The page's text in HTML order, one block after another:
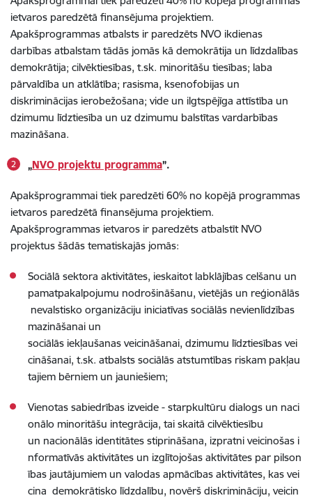
ietvaros paredzētā finansējuma projektiem.
Apakšprogrammas atbalsts ir paredzēts NVO ikdienas
darbības atbalstam tādās jomās kā demokrātija un līdzdalības
demokrātija; cilvēktiesības, t.sk. minoritāšu tiesības; laba
pārvaldība un atklātība; rasisma, ksenofobijas un
diskriminācijas ierobežošana; vide un ilgtspējīga attīstība un
dzimumu līdztiesība un uz dzimumu balstītas vardarbības
mazināšana.
„NVO projektu programma”.
Apakšprogrammai tiek paredzēti 60% no kopējā programmas
ietvaros paredzētā finansējuma projektiem.
Apakšprogrammas ietvaros ir paredzēts atbalstīt NVO
projektus šādās tematiskajās jomās:
Sociālā sektora aktivitātes, ieskaitot labklājības celšanu un
pamatpakalpojumu nodrošināšanu, vietējās un reģionālās
nevalstisko organizāciju iniciatīvas sociālās nevienlīdzības
mazināšanai un
sociālās iekļaušanas veicināšanai, dzimumu līdztiesības vei
cināšanai, t.sk. atbalsts sociālās atstumtības riskam pakļau
tajiem bērniem un jauniešiem;
Vienotas sabiedrības izveide - starpkultūru dialogs un naci
onālo minoritāšu integrācija, tai skaitā cilvēktiesību
un nacionālās identitātes stiprināšana, izpratni veicinošas i
nformatīvās aktivitātes un izglītojošas aktivitātes par pilson
ības jautājumiem un valodas apmācības aktivitātes, kas vei
cina demokrātisko līdzdalību, novērš diskrimināciju, veicin